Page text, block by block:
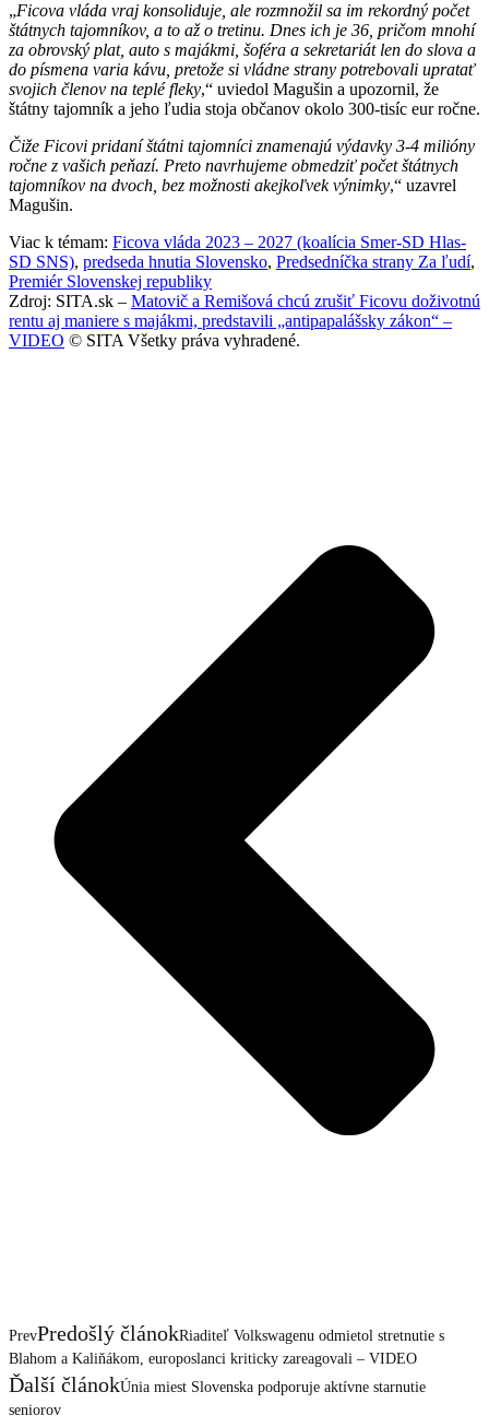
„Ficova vláda vraj konsoliduje, ale rozmnožil sa im rekordný počet
štátnych tajomníkov, a to až o tretinu. Dnes ich je 36, pričom mnohí
za obrovský plat, auto s majákmi, šoféra a sekretariát len do slova a
do písmena varia kávu, pretože si vládne strany potrebovali upratať
svojich členov na teplé fleky,“ uviedol Magušin a upozornil, že
štátny tajomník a jeho ľudia stoja občanov okolo 300-tisíc eur ročne.
Čiže Ficovi pridaní štátni tajomníci znamenajú výdavky 3-4 milióny
ročne z vašich peňazí. Preto navrhujeme obmedziť počet štátnych
tajomníkov na dvoch, bez možnosti akejkoľvek výnimky,“ uzavrel
Magušin.
Viac k témam: Ficova vláda 2023 – 2027 (koalícia Smer-SD Hlas-
SD SNS), predseda hnutia Slovensko, Predsedníčka strany Za ľudí,
Premiér Slovenskej republiky
Zdroj: SITA.sk – Matovič a Remišová chcú zrušiť Ficovu doživotnú
rentu aj maniere s majákmi, predstavili „antipapalášsky zákon“ –
VIDEO © SITA Všetky práva vyhradené.
PrevPredošlý článokRiaditeľ Volkswagenu odmietol stretnutie s
Blahom a Kaliňákom, europoslanci kriticky zareagovali – VIDEO
Ďalší článokÚnia miest Slovenska podporuje aktívne starnutie
seniorov